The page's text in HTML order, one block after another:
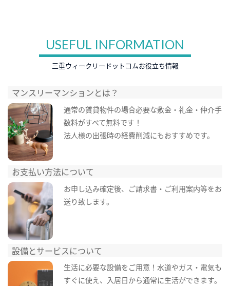
USEFUL INFORMATION
三重ウィークリードットコムお役立ち情報
マンスリーマンションとは？
通常の賃貸物件の場合必要な敷金・礼金・仲介手
数料がすべて無料です！
法人様の出張時の経費削減にもおすすめです。
お支払い方法について
お申し込み確定後、ご請求書・ご利用案内等をお
送り致します。
設備とサービスについて
生活に必要な設備をご用意！水道やガス・電気も
すぐに使え、入居日から通常に生活ができます。